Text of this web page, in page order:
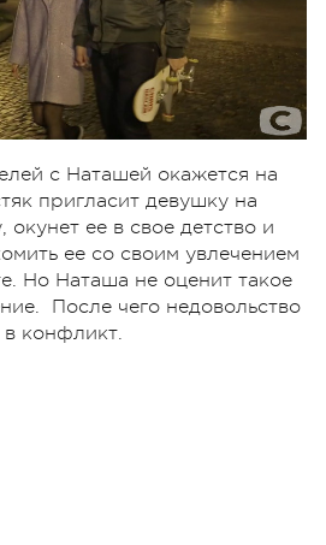
с Наташей окажется на
пригласит девушку на
ее в свое детство и
ее со своим увлечением
Но Наташа не оценит такое
После чего недовольство
конфликт.